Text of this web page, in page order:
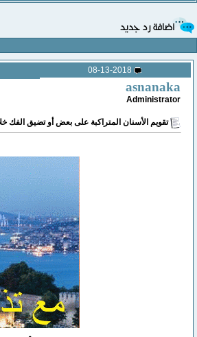
08-13-2018
asnanaka
Administrator
تقويم الأسنان المتراكبة على بعض أو تضيق الفك